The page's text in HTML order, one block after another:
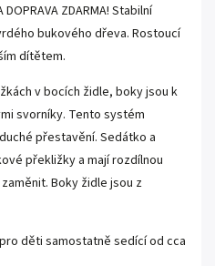
ZDARMA! Stabilní
bukového dřeva. Rostoucí
dítětem.
v bocích židle, boky jsou k
svorníky. Tento systém
přestavění. Sedátko a
překližky a mají rozdílnou
Boky židle jsou z
děti samostatně sedící od cca